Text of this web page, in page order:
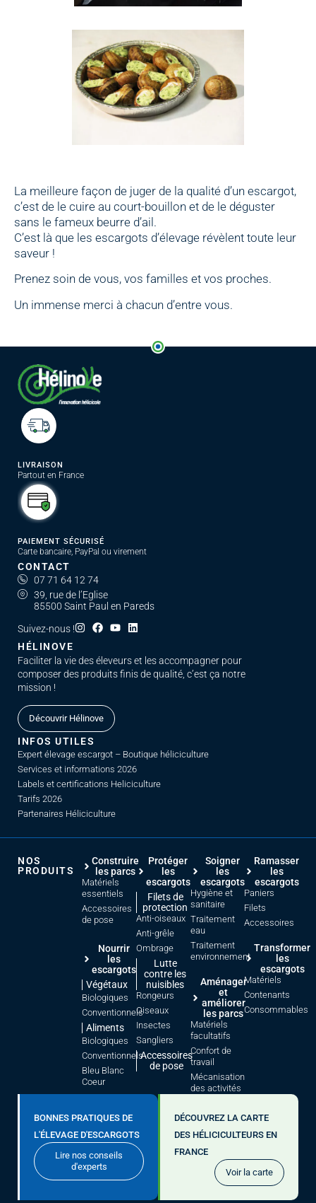
La meilleure façon de juger de la qualité d’un escargot,
c’est de le cuire au court-bouillon et de le déguster
sans le fameux beurre d’ail.
C’est là que les escargots d’élevage révèlent toute leur
saveur !
Prenez soin de vous, vos familles et vos proches.
Un immense merci à chacun d’entre vous.
LIVRAISON
Partout en France
PAIEMENT SÉCURISÉ
Carte bancaire, PayPal ou virement
CONTACT
07 71 64 12 74
39, rue de l’Eglise
85500 Saint Paul en Pareds
Suivez-nous !
HÉLINOVE
Faciliter la vie des éleveurs et les accompagner pour
composer des produits finis de qualité, c’est ça notre
mission !
Découvrir Hélinove
INFOS UTILES
Expert élevage escargot – Boutique héliciculture
Services et informations 2026
Labels et certifications Heliciculture
Tarifs 2026
Partenaires Héliciculture
BONNES PRATIQUES DE
L'ÉLEVAGE D'ESCARGOTS
Lire nos conseils
d'experts
DÉCOUVREZ LA CARTE
DES HÉLICICULTEURS EN
FRANCE
Voir la carte
NOS
PRODUITS
Construire
les parcs
Matériels
essentiels
Accessoires
de pose
Nourrir
les
escargots
Végétaux
Biologiques
Conventionnels
Aliments
Biologiques
Conventionnels
Bleu Blanc
Coeur
Protéger
les
escargots
Filets de
protection
Anti-oiseaux
Anti-grêle
Ombrage
Lutte
contre les
nuisibles
Rongeurs
Oiseaux
Insectes
Sangliers
Accessoires
de pose
Soigner
les
escargots
Hygiène et
sanitaire
Traitement
eau
Traitement
environnement
Aménager
et
améliorer
les parcs
Matériels
facultatifs
Confort de
travail
Mécanisation
des activités
Ramasser
les
escargots
Paniers
Filets
Accessoires
Transformer
les
escargots
Matériels
Contenants
Consommables